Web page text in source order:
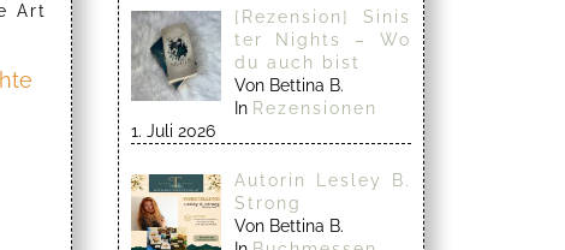
Art
[Rezension] Sinis
ter Nights – Wo
du auch bist
Von Bettina B.
In Rezensionen
1. Juli 2026
Autorin Lesley B.
Strong
Von Bettina B.